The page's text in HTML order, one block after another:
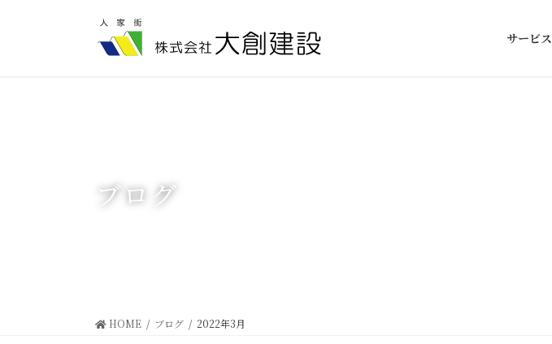
サービス
ブログ
HOME ブログ 2022年3月